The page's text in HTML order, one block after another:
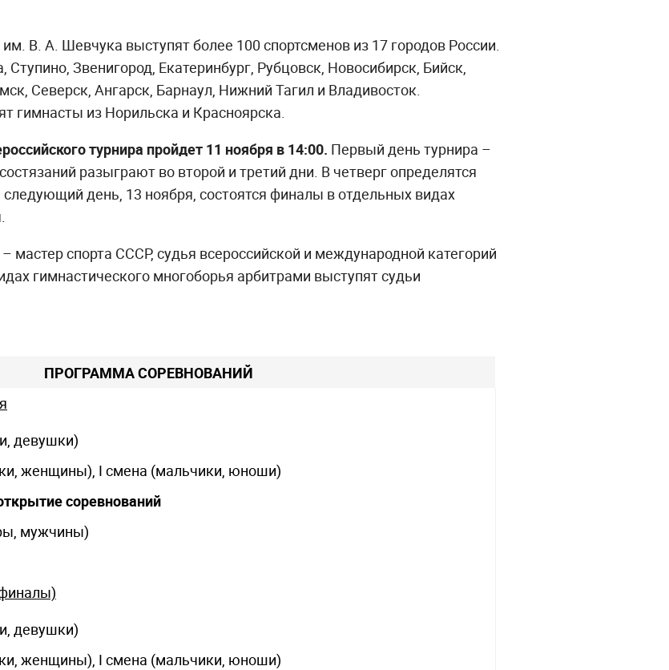
В. А. Шевчука выступят более 100 спортсменов из 17 городов России.
Звенигород, Екатеринбург, Рубцовск, Новосибирск, Бийск,
Северск, Ангарск, Барнаул, Нижний Тагил и Владивосток.
гимнасты из Норильска и Красноярска.
турнира пройдет 11 ноября в 14:00. Первый день турнира –
разыграют во второй и третий дни. В четверг определятся
день, 13 ноября, состоятся финалы в отдельных видах
мастер спорта СССР, судья всероссийской и международной категорий
гимнастического многоборья арбитрами выступят судьи
ПРОГРАММА СОРЕВНОВАНИЙ
девушки)
женщины), I смена (мальчики, юноши)
соревнований
мужчины)
девушки)
женщины), I смена (мальчики, юноши)